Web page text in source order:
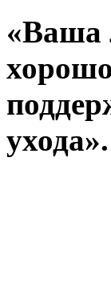
«Ваша
ухода».